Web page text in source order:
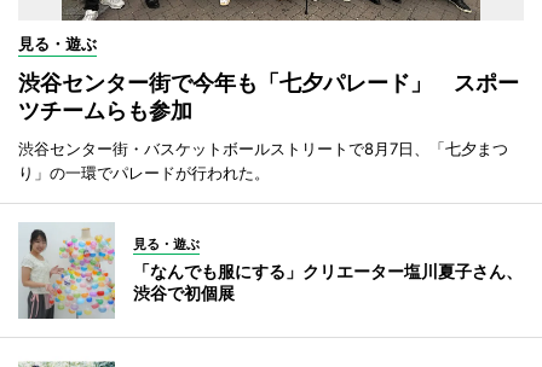
見る・遊ぶ
渋谷センター街で今年も「七夕パレード」 スポー
ツチームらも参加
渋谷センター街・バスケットボールストリートで8月7日、「七夕まつ
り」の一環でパレードが行われた。
見る・遊ぶ
「なんでも服にする」クリエーター塩川夏子さん、
渋谷で初個展